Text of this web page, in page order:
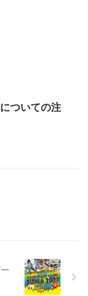
ついての注